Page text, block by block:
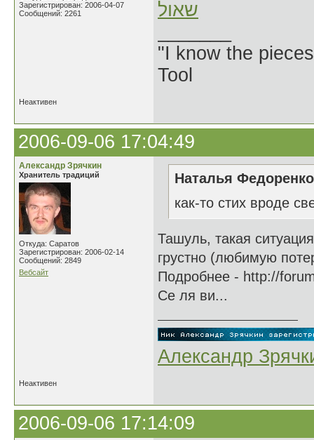
Зарегистрирован: 2006-04-07
Сообщений: 2261
שאול
"I know the
Tool
Неактивен
2006-09-06 17:04:49
Александр Зрячкин
Хранитель традиций
Откуда: Саратов
Зарегистрирован: 2006-02-14
Сообщений: 2849
Вебсайт
Наталья
как-то стих вроде
Ташуль, такая
грустно (любимую
Подробнее - http://
Се ля ви...
Александр
Неактивен
2006-09-06 17:14:09